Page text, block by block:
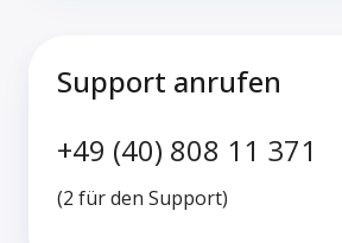
Support anrufen
+49 (40) 808 11 371
(2 für den Support)